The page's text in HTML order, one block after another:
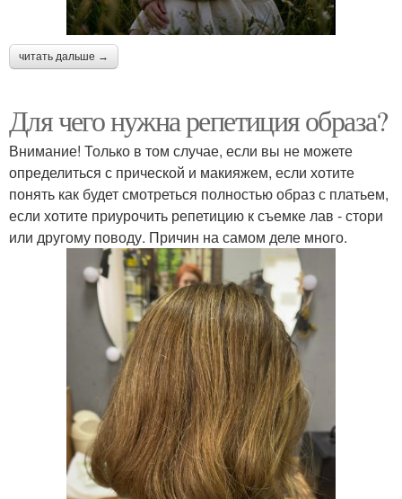
читать дальше →
Для чего нужна репетиция образа?
Внимание! Только в том случае, если вы не можете
определиться с прической и макияжем, если хотите
понять как будет смотреться полностью образ с платьем,
если хотите приурочить репетицию к съемке лав - стори
или другому поводу. Причин на самом деле много.